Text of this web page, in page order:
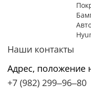
Наши контакты
Адрес, положение
+7 (982) 299‒96‒80